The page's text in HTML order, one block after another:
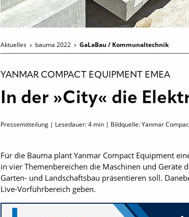
Aktuelles bauma 2022 GaLaBau / Kommunaltechnik
YANMAR COMPACT EQUIPMENT EMEA
In der »City« die
Pressemitteilung | Lesedauer:4 min | Bildquelle: Yanmar
Für die Bauma plant Yanmar Compact Equipment
in vier Themenbereichen die Maschinen und Geräte
Garten- und Landschaftsbau präsentieren soll.
Live-Vorführbereich geben.